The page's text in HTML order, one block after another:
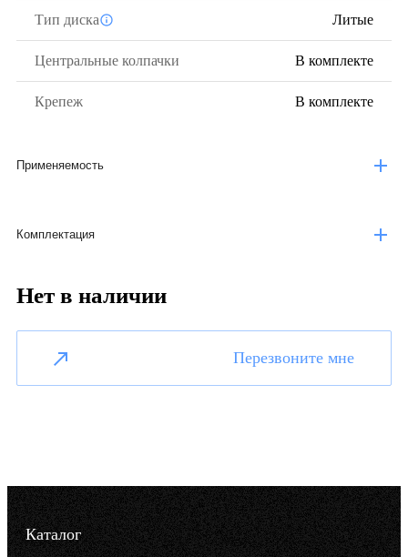
Тип диска Литые
Центральные колпачки В комплекте
Крепеж В комплекте
Применяемость
Комплектация
Нет в наличии
Перезвоните мне
Каталог